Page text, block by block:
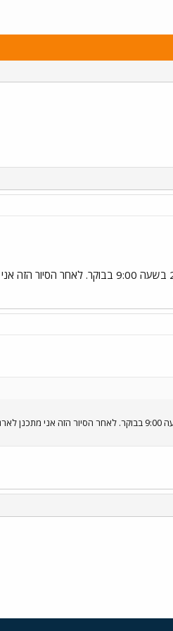
הסיור יתקיים בעוד שלושה שבועות, יום שישי ה
הסיור יתקיים בעוד שלושה שבועות, יום שישי ה 19 בנובמבר 200